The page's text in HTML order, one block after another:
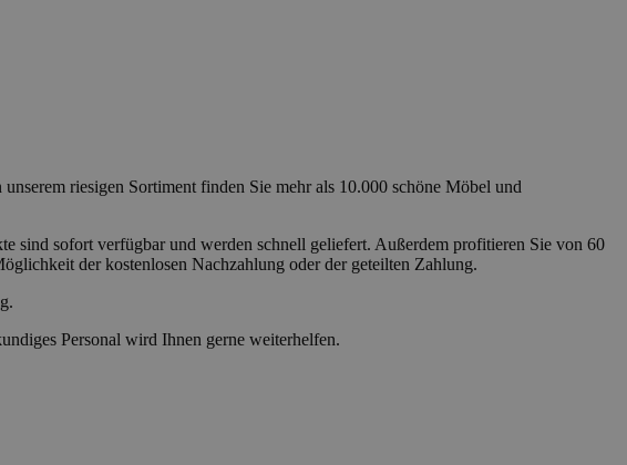
riesigen Sortiment finden Sie mehr als 10.000 schöne Möbel und
sind sofort verfügbar und werden schnell geliefert. Außerdem profitieren Sie von 60
der kostenlosen Nachzahlung oder der geteilten Zahlung.
Personal wird Ihnen gerne weiterhelfen.